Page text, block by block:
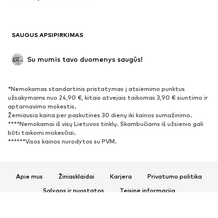
Proginiai
Išskirtiniai
BATAI
Naujienos
Sportbačiai
Aulinukai
Batai su kulniukais
Auliniai batai
Įsispiriami bateliai
Šlepetės
SAUGUS APSIPIRKIMAS
Su mumis tavo duomenys saugūs!
*Nemokamas standartinis pristatymas į atsiėmimo punktus
užsakymams nuo 24,90 €, kitais atvejais taikomas 3,90 € siuntimo ir
aptarnavimo mokestis.
Žemiausia kaina per paskutines 30 dienų iki kainos sumažinimo.
****Nemokamai iš visų Lietuvos tinklų. Skambučiams iš užsienio gali
būti taikomi mokesčiai.
******Visos kainos nurodytos su PVM.
Apie mus Žiniasklaidai Karjera
Privatumo politika
Sąlygos ir nuostatos
Teisinė informacija